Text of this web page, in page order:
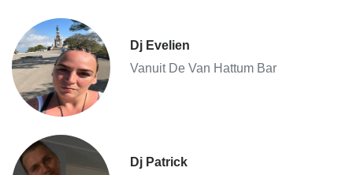
Dj Evelien
Vanuit De Van Hattum Bar
Dj Patrick